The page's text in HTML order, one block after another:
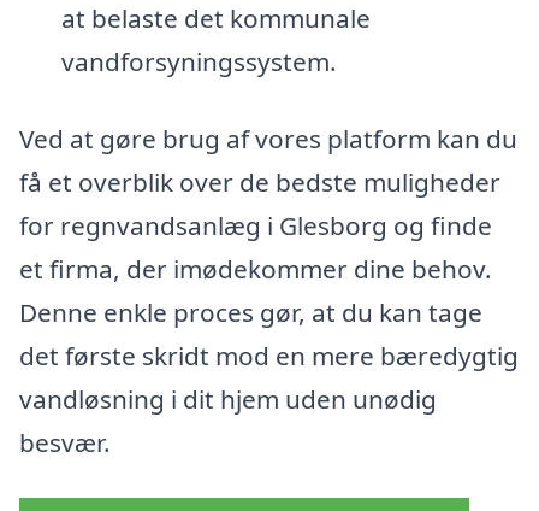
at belaste det kommunale
vandforsyningssystem.
Ved at gøre brug af vores platform kan du
få et overblik over de bedste muligheder
for regnvandsanlæg i Glesborg og finde
et firma, der imødekommer dine behov.
Denne enkle proces gør, at du kan tage
det første skridt mod en mere bæredygtig
vandløsning i dit hjem uden unødig
besvær.